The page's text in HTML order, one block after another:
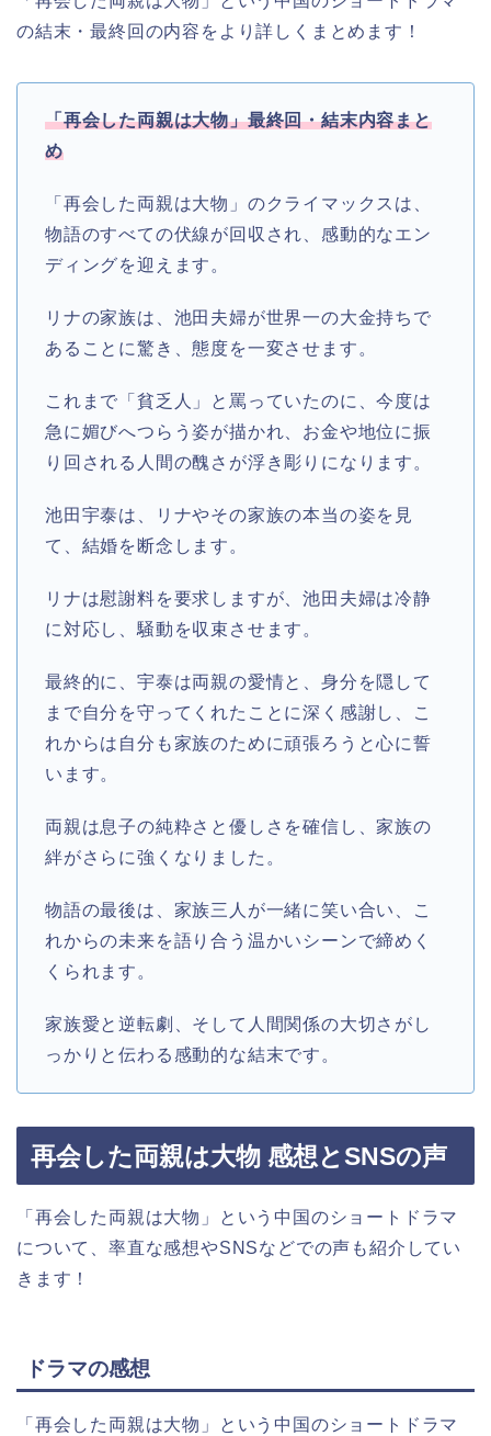
の結末・最終回の内容をより詳しくまとめます！
「再会した両親は大物」最終回・結末内容まと
め
「再会した両親は大物」のクライマックスは、
物語のすべての伏線が回収され、感動的なエン
ディングを迎えます。
リナの家族は、池田夫婦が世界一の大金持ちで
あることに驚き、態度を一変させます。
これまで「貧乏人」と罵っていたのに、今度は
急に媚びへつらう姿が描かれ、お金や地位に振
り回される人間の醜さが浮き彫りになります。
池田宇泰は、リナやその家族の本当の姿を見
て、結婚を断念します。
リナは慰謝料を要求しますが、池田夫婦は冷静
に対応し、騒動を収束させます。
最終的に、宇泰は両親の愛情と、身分を隠して
まで自分を守ってくれたことに深く感謝し、こ
れからは自分も家族のために頑張ろうと心に誓
います。
両親は息子の純粋さと優しさを確信し、家族の
絆がさらに強くなりました。
物語の最後は、家族三人が一緒に笑い合い、こ
れからの未来を語り合う温かいシーンで締めく
くられます。
家族愛と逆転劇、そして人間関係の大切さがし
っかりと伝わる感動的な結末です。
再会した両親は大物 感想とSNSの声
「再会した両親は大物」という中国のショートドラマ
について、率直な感想やSNSなどでの声も紹介してい
きます！
ドラマの感想
「再会した両親は大物」という中国のショートドラマ